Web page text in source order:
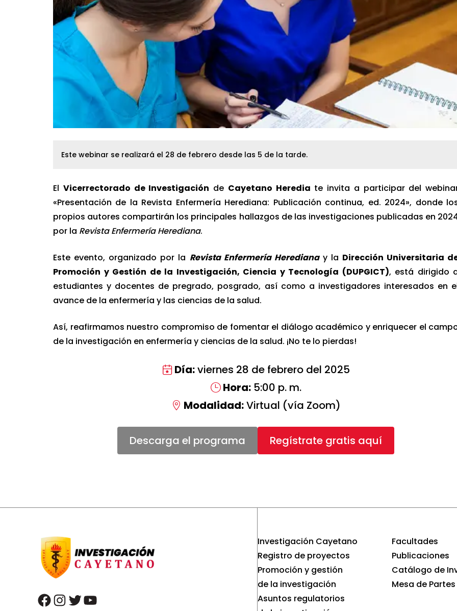
Este webinar se realizará el 28 de febrero desde las 5 de la tarde.
El Vicerrectorado de Investigación de Cayetano Heredia te invita a participar del
«Presentación de la Revista Enfermería Herediana: Publicación continua, ed. 2024», donde
propios autores compartirán los principales hallazgos de las investigaciones publicadas en
por la Revista Enfermería Herediana.
Este evento, organizado por la Revista Enfermería Heredianay la Dirección Universitaria
Promoción y Gestión de la Investigación, Ciencia y Tecnología (DUPGICT), está dirigido
estudiantes y docentes de pregrado, posgrado, así como a investigadores interesados en
avance de la enfermería y las ciencias de la salud.
Así, reafirmamos nuestro compromiso de fomentar el diálogo académico y enriquecer el
de la investigación en enfermería y ciencias de la salud. ¡No te lo pierdas!
Día:viernes 28 de febrero del 2025
Hora:5:00 p. m.
Modalidad:Virtual (vía Zoom)
Descarga el programa Regístrate gratis aquí
facebook instagram twitter youtube
Investigación Cayetano
Registro de proyectos
Promoción y gestión
de la investigación
Asuntos regulatorios
Facultades
Publicaciones
Catálogo de
Mesa de Partes